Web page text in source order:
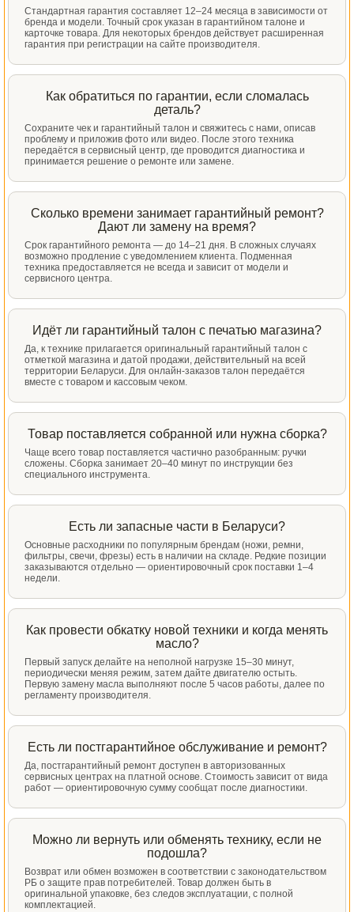
Стандартная гарантия составляет 12–24 месяца в зависимости от
бренда и модели. Точный срок указан в гарантийном талоне и
карточке товара. Для некоторых брендов действует расширенная
гарантия при регистрации на сайте производителя.
Как обратиться по гарантии, если сломалась
деталь?
Сохраните чек и гарантийный талон и свяжитесь с нами, описав
проблему и приложив фото или видео. После этого техника
передаётся в сервисный центр, где проводится диагностика и
принимается решение о ремонте или замене.
Сколько времени занимает гарантийный ремонт?
Дают ли замену на время?
Срок гарантийного ремонта — до 14–21 дня. В сложных случаях
возможно продление с уведомлением клиента. Подменная
техника предоставляется не всегда и зависит от модели и
сервисного центра.
Идёт ли гарантийный талон с печатью магазина?
Да, к технике прилагается оригинальный гарантийный талон с
отметкой магазина и датой продажи, действительный на всей
территории Беларуси. Для онлайн-заказов талон передаётся
вместе с товаром и кассовым чеком.
Товар поставляется собранной или нужна сборка?
Чаще всего товар поставляется частично разобранным: ручки
сложены. Сборка занимает 20–40 минут по инструкции без
специального инструмента.
Есть ли запасные части в Беларуси?
Основные расходники по популярным брендам (ножи, ремни,
фильтры, свечи, фрезы) есть в наличии на складе. Редкие позиции
заказываются отдельно — ориентировочный срок поставки 1–4
недели.
Как провести обкатку новой техники и когда менять
масло?
Первый запуск делайте на неполной нагрузке 15–30 минут,
периодически меняя режим, затем дайте двигателю остыть.
Первую замену масла выполняют после 5 часов работы, далее по
регламенту производителя.
Есть ли постгарантийное обслуживание и ремонт?
Да, постгарантийный ремонт доступен в авторизованных
сервисных центрах на платной основе. Стоимость зависит от вида
работ — ориентировочную сумму сообщат после диагностики.
Можно ли вернуть или обменять технику, если не
подошла?
Возврат или обмен возможен в соответствии с законодательством
РБ о защите прав потребителей. Товар должен быть в
оригинальной упаковке, без следов эксплуатации, с полной
комплектацией.